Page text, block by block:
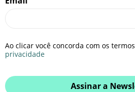
Ao clicar você concorda com os
privacidade
Assinar a